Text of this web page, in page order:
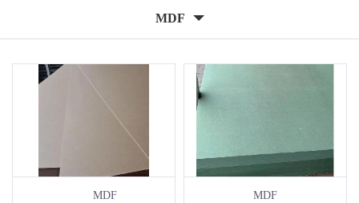
MDF
MDF MDF